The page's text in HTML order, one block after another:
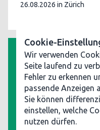
26.08.2026 in Zürich
AGB
Datenschutz
Impressum
Werben Sie auf
Cookie-
Wir verwenden
Seite laufend zu
Fehler zu erkennen
passende Anzeigen
Sie können
einstellen, welche
nutzen dürfen.